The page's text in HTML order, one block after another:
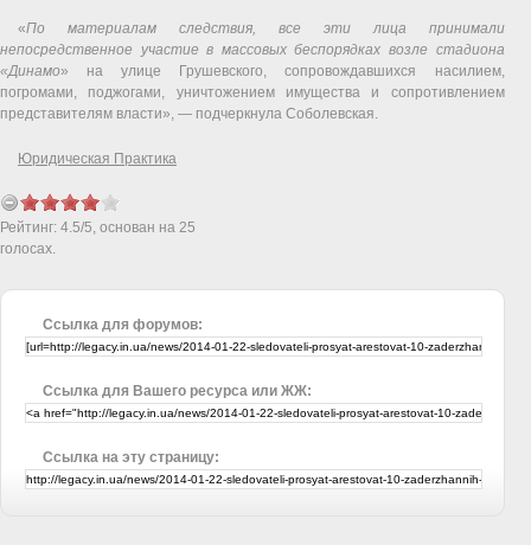
«По материалам следствия, все эти лица принимали
непосредственное участие в массовых беспорядках возле стадиона
«Динамо» на улице Грушевского, сопровождавшихся насилием,
погромами, поджогами, уничтожением имущества и сопротивлением
представителям власти», — подчеркнула Соболевская.
Юридическая Практика
Рейтинг: 4.5/5, основан на 25
голосах.
Ссылка для форумов:
Ссылка для Вашего ресурса или ЖЖ:
Ссылка на эту страницу: